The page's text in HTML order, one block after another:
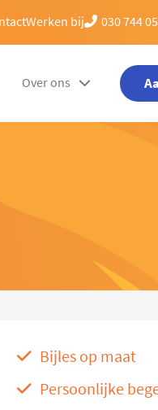
Werken bij 030 744
Over ons
Bijles op maat
Persoonlijke